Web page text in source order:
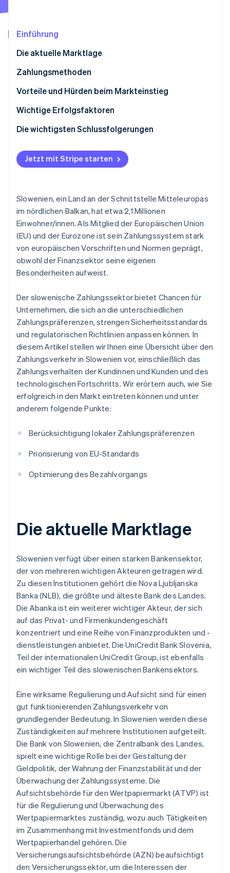
CO₂-Entnahme
Identity
Online-Identitätsprüfung
Jetzt ansehen
Einführung
Die aktuelle Marktlage
Zahlungsmethoden
Derzeitige Nutzung
Neue Trends
Vorteile und Hürden beim Markteinstieg
Steuern
Rückbuchungen und Zahlungsanfechtungen
Internationale Zahlungen
Sicherheit und Datenschutz
Wichtige Erfolgsfaktoren
Die wichtigsten Schlussfolgerungen
Berücksichtigen Sie lokale Präferenzen
Priorisieren Sie die Anpassung an EU-Standards
Jetzt mit Stripe starten
Slowenien, ein Land an der Schnittstelle Mitteleuropas
im nördlichen Balkan, hat etwa 2,1 Millionen
Einwohner/innen. Als Mitglied der Europäischen Union
(EU) und der Eurozone ist sein Zahlungssystem stark
von europäischen Vorschriften und Normen geprägt,
obwohl der Finanzsektor seine eigenen
Besonderheiten aufweist.
Der slowenische Zahlungssektor bietet Chancen für
Unternehmen, die sich an die unterschiedlichen
Zahlungspräferenzen, strengen Sicherheitsstandards
und regulatorischen Richtlinien anpassen können. In
diesem Artikel stellen wir Ihnen eine Übersicht über den
Zahlungsverkehr in Slowenien vor, einschließlich das
Zahlungsverhalten der Kundinnen und Kunden und des
technologischen Fortschritts. Wir erörtern auch, wie Sie
erfolgreich in den Markt eintreten können und unter
anderem folgende Punkte:
Berücksichtigung lokaler Zahlungspräferenzen
Priorisierung von EU-Standards
Optimierung des Bezahlvorgangs
Die aktuelle Marktlage
Slowenien verfügt über einen starken Bankensektor,
der von mehreren wichtigen Akteuren getragen wird.
Zu diesen Institutionen gehört die Nova Ljubljanska
Banka (NLB), die größte und älteste Bank des Landes.
Die Abanka ist ein weiterer wichtiger Akteur, der sich
auf das Privat- und Firmenkundengeschäft
konzentriert und eine Reihe von Finanzprodukten und -
dienstleistungen anbietet. Die UniCredit Bank Slovenia,
Teil der internationalen UniCredit Group, ist ebenfalls
ein wichtiger Teil des slowenischen Bankensektors.
Eine wirksame Regulierung und Aufsicht sind für einen
gut funktionierenden Zahlungsverkehr von
grundlegender Bedeutung. In Slowenien werden diese
Zuständigkeiten auf mehrere Institutionen aufgeteilt.
Die Bank von Slowenien, die Zentralbank des Landes,
spielt eine wichtige Rolle bei der Gestaltung der
Geldpolitik, der Wahrung der Finanzstabilität und der
Überwachung der Zahlungssysteme. Die
Aufsichtsbehörde für den Wertpapiermarkt (ATVP) ist
für die Regulierung und Überwachung des
Wertpapiermarktes zuständig, wozu auch Tätigkeiten
im Zusammenhang mit Investmentfonds und dem
Wertpapierhandel gehören. Die
Versicherungsaufsichtsbehörde (AZN) beaufsichtigt
den Versicherungssektor, um die Interessen der